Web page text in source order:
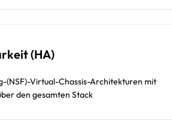
(HA)
(NSF)-Virtual-Chassis-Architekturen mit
den gesamten Stack